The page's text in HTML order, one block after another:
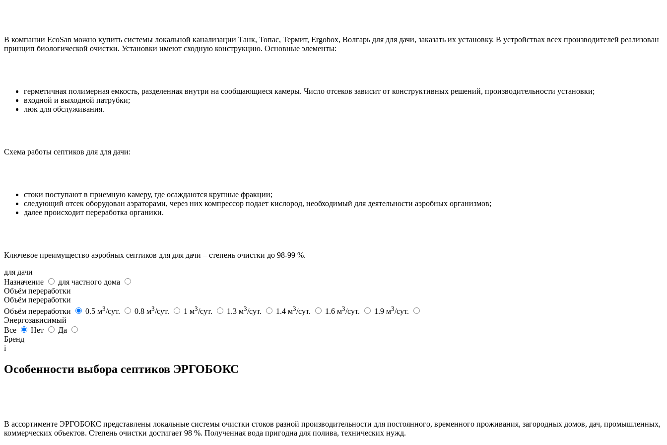
В компании EcoSan можно купить системы локальной канализации Танк, Топас, Термит, Ergobox, Волгарь для для дачи, заказать их установку. В устройствах всех производителей реализован
принцип биологической очистки. Установки имеют сходную конструкцию. Основные элементы:
герметичная полимерная емкость, разделенная внутри на сообщающиеся камеры. Число отсеков зависит от конструктивных решений, производительности установки;
входной и выходной патрубки;
люк для обслуживания.
Схема работы септиков для для дачи:
стоки поступают в приемную камеру, где осаждаются крупные фракции;
следующий отсек оборудован аэраторами, через них компрессор подает кислород, необходимый для деятельности аэробных организмов;
далее происходит переработка органики.
Ключевое преимущество аэробных септиков для для дачи – степень очистки до 98-99 %.
для дачи
Назначение
для частного дома
Объём переработки
Объём переработки
Объём переработки
0.5 м3/сут. 0.8 м3/сут. 1 м3/сут. 1.3 м3/сут. 1.4 м3/сут. 1.6 м3/сут. 1.9 м3/сут.
Энергозависимый
Все
Нет
Да
Бренд
i
Особенности выбора септиков ЭРГОБОКС
В ассортименте ЭРГОБОКС представлены локальные системы очистки стоков разной производительности для постоянного, временного проживания, загородных домов, дач, промышленных,
коммерческих объектов. Степень очистки достигает 98 %. Полученная вода пригодна для полива, технических нужд.